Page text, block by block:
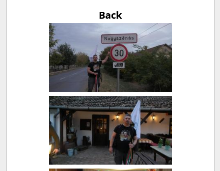
Back